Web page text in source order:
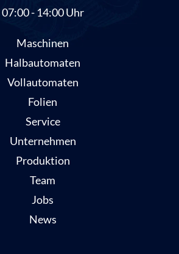
07:00 - 14:00 Uhr
Maschinen
Halbautomaten
Vollautomaten
Folien
Service
Unternehmen
Produktion
Team
Jobs
News